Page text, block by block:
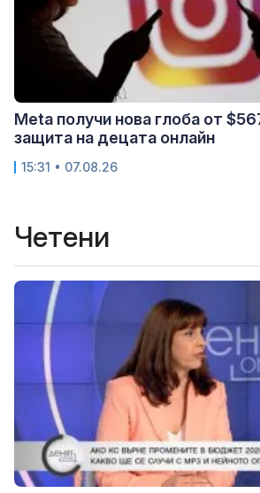
Meta получи нова глоба от
защита на децата онлайн
15:31 • 07.08.26
Четени